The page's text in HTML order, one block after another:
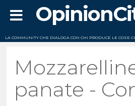
LA COMMUNITY CHE DIALOGA CON CHI PRODUCE LE COSE
panate -